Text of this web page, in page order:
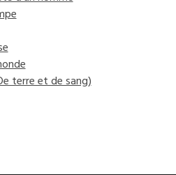
terre et de sang)